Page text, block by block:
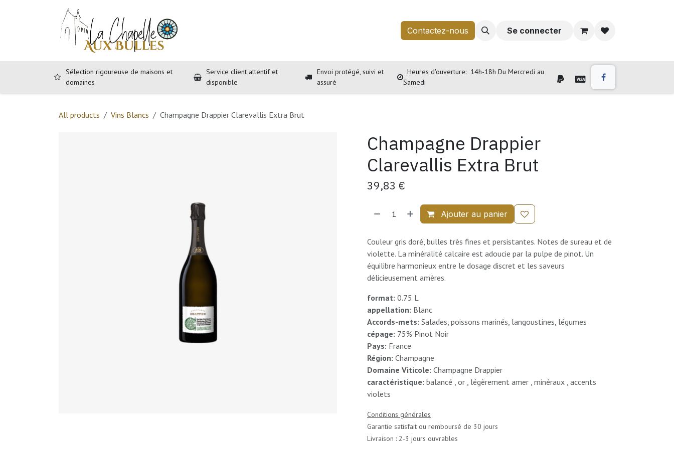
Contactez-nous Se connecter
Sélection rigoureuse de maisons et
domaines
Service client attentif et
disponible
Envoi protégé, suivi et
assuré
Heures d'ouverture: 14h-18h Du Mercredi au
Samedi
All products Vins Blancs Champagne Drappier Clarevallis Extra Brut
Champagne Drappier
Clarevallis Extra Brut
39,83 €
Ajouter au panier
Couleur gris doré, bulles très fines et persistantes. Notes de sureau et de
violette. La minéralité calcaire est adoucie par la pulpe de pinot. Un
équilibre harmonieux entre le dosage discret et les saveurs
délicieusement amères.
format: 0.75 L
appellation: Blanc
Accords-mets: Salades, poissons marinés, langoustines, légumes
cépage: 75% Pinot Noir
Pays: France
Région: Champagne
Domaine Viticole: Champagne Drappier
caractéristique: balancé , or , légèrement amer , minéraux , accents
violets
Conditions générales
Garantie satisfait ou remboursé de 30 jours
Livraison : 2-3 jours ouvrables